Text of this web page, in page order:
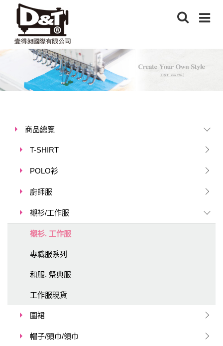
商品總覽
T-SHIRT
POLO衫
廚師服
襯衫/工作服
襯衫. 工作服
專職服系列
和服. 祭典服
工作服現貨
圍裙
帽子/頭巾/領巾